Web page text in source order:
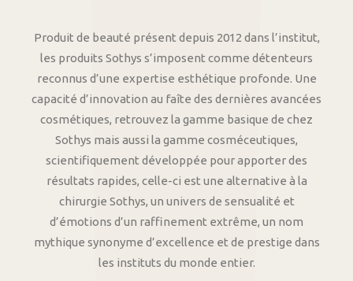
Produit de beauté présent depuis 2012 dans l’institut,
les produits Sothys s’imposent comme détenteurs
reconnus d’une expertise esthétique profonde. Une
capacité d’innovation au faîte des dernières avancées
cosmétiques, retrouvez la gamme basique de chez
Sothys mais aussi la gamme cosméceutiques,
scientifiquement développée pour apporter des
résultats rapides, celle-ci est une alternative à la
chirurgie Sothys, un univers de sensualité et
d’émotions d’un raffinement extrême, un nom
mythique synonyme d’excellence et de prestige dans
les instituts du monde entier.